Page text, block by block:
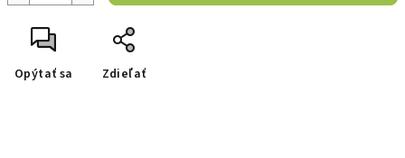
Opýtať sa Zdieľať